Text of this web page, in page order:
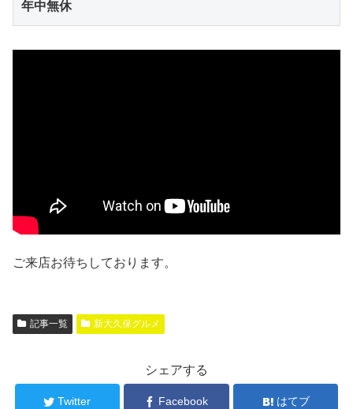
年中無休
ご来店お待ちしております。
記事一覧 新大久保グルメ
シェアする
Twitter Facebook はてブ